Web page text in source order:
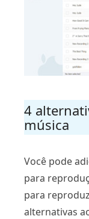
4
música
Você pode
para
para
alternativas